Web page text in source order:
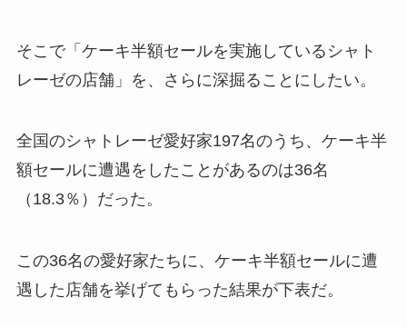
そこで「ケーキ半額セールを実施しているシャト
レーゼの店舗」を、さらに深掘ることにしたい。
全国のシャトレーゼ愛好家197名のうち、ケーキ半
額セールに遭遇をしたことがあるのは36名
（18.3％）だった。
この36名の愛好家たちに、ケーキ半額セールに遭
遇した店舗を挙げてもらった結果が下表だ。